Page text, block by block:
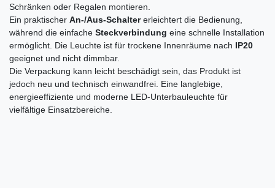
Schränken oder Regalen montieren.
Ein praktischer An-/Aus-Schaltererleichtert die Bedienung,
während die einfache Steckverbindung eine schnelle Installation
ermöglicht. Die Leuchte ist für trockene Innenräume nach IP20
geeignet und nicht dimmbar.
Die Verpackung kann leicht beschädigt sein, das Produkt ist
jedoch neu und technisch einwandfrei. Eine langlebige,
energieeffiziente und moderne LED-Unterbauleuchte für
vielfältige Einsatzbereiche.